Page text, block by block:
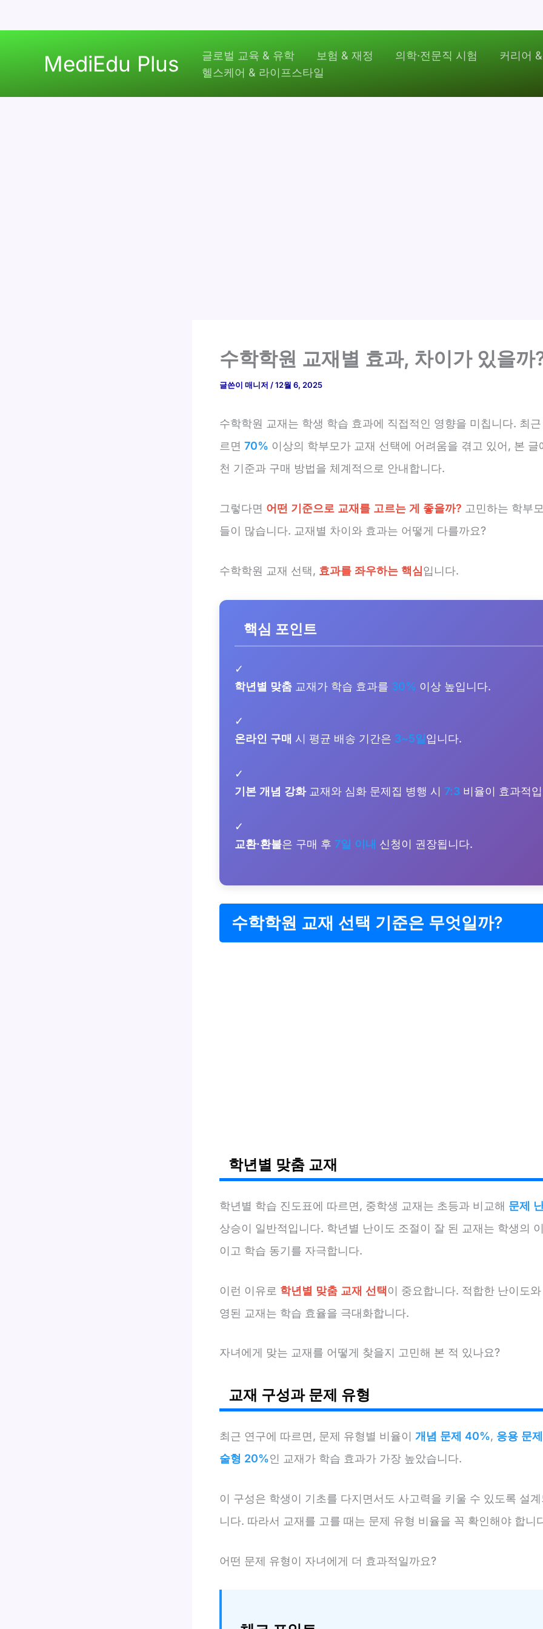
MediEdu Plus 글로벌 교육 & 유학 보험 & 재정 의학·전문직 시험
커리어
헬스케어 & 라이프스타일
수학학원 교재별 효과, 차이가 있을까
글쓴이 매니저 /12월 6, 2025
수학학원 교재는 학생 학습 효과에 직접적인 영향을 미칩니다. 최
르면 70% 이상의 학부모가 교재 선택에 어려움을 겪고 있어, 본 글
천 기준과 구매 방법을 체계적으로 안내합니다.
그렇다면 어떤 기준으로 교재를 고르는 게 좋을까? 고민하는 학부
들이 많습니다. 교재별 차이와 효과는 어떻게 다를까요?
수학학원 교재 선택, 효과를 좌우하는 핵심입니다.
핵심 포인트
✓
학년별 맞춤 교재가 학습 효과를 30% 이상 높입니다.
✓
온라인 구매 시 평균 배송 기간은 3~5일입니다.
✓
기본 개념 강화교재와 심화 문제집 병행 시 7:3 비율이 효과적
✓
교환·환불은 구매 후 7일 이내 신청이 권장됩니다.
수학학원 교재 선택 기준은 무엇일까?
학년별 맞춤 교재
학년별 학습 진도표에 따르면, 중학생 교재는 초등과 비교해 문제
상승이 일반적입니다. 학년별 난이도 조절이 잘 된 교재는 학생의
이고 학습 동기를 자극합니다.
이런 이유로 학년별 맞춤 교재 선택이 중요합니다. 적합한 난이도
영된 교재는 학습 효율을 극대화합니다.
자녀에게 맞는 교재를 어떻게 찾을지 고민해 본 적 있나요?
교재 구성과 문제 유형
최근 연구에 따르면, 문제 유형별 비율이 개념 문제 40%, 응용 문
술형 20%인 교재가 학습 효과가 가장 높았습니다.
이 구성은 학생이 기초를 다지면서도 사고력을 키울 수 있도록 설
니다. 따라서 교재를 고를 때는 문제 유형 비율을 꼭 확인해야 합니
어떤 문제 유형이 자녀에게 더 효과적일까요?